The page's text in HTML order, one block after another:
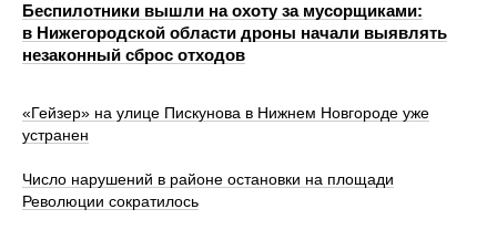
Беспилотники вышли на охоту за мусорщиками:
в Нижегородской области дроны начали выявлять
незаконный сброс отходов
«Гейзер» на улице Пискунова в Нижнем Новгороде уже
устранен
Число нарушений в районе остановки на площади
Революции сократилось